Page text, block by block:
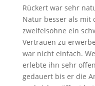
Rückert war sehr
Natur besser als mit
zweifelsohne ein
Vertrauen zu
war nicht einfach.
erlebte ihn sehr
gedauert bis er die